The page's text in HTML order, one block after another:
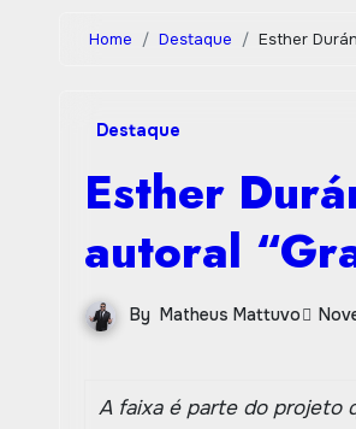
Home Destaque Esther
Destaque
Esther
autoral
By Matheus Mattuvo
A faixa é parte do projeto